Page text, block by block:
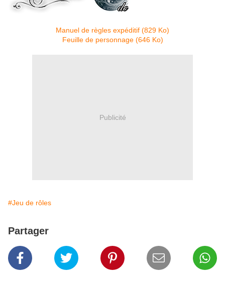
Manuel de règles expéditif (829 Ko)
Feuille de personnage (646 Ko)
Publicité
#Jeu de rôles
Partager